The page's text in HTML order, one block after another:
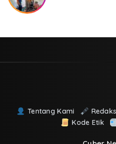
Tentang Kami
Kode Etik